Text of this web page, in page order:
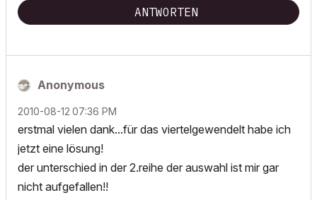
ANTWORTEN
Anonymous
‎2010-08-12 07:36 PM
erstmal vielen dank...für das viertelgewendelt habe ich
jetzt eine lösung!
der unterschied in der 2.reihe der auswahl ist mir gar
nicht aufgefallen!!